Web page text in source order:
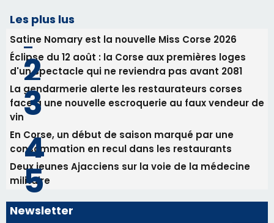
Deux jeunes Ajacciens sur la voie de la médecine
militaire
Newsletter
Inscrivez-vous à la newsletter de CNI et recevez par
email les infos les plus importantes et une sélection de
nos meilleurs articles